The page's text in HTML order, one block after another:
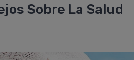
Sobre La Salud